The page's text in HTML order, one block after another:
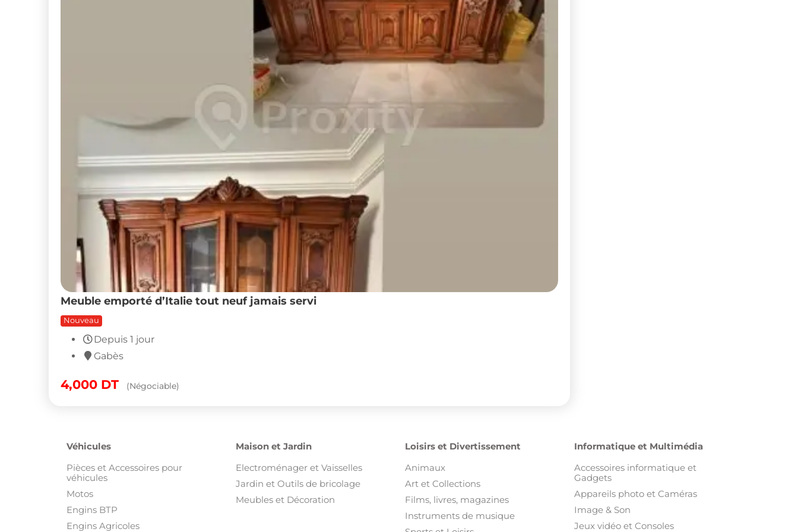
Meuble emporté d’Italie tout neuf jamais servi
Nouveau
Depuis 1 jour
Gabès
4,000 DT (Négociable)
Véhicules
Pièces et Accessoires pour
véhicules
Motos
Engins BTP
Engins Agricoles
Maison et Jardin
Electroménager et Vaisselles
Jardin et Outils de bricolage
Meubles et Décoration
Loisirs et Divertissement
Animaux
Art et Collections
Films, livres, magazines
Instruments de musique
Informatique et Multimédia
Accessoires informatique et
Gadgets
Appareils photo et Caméras
Image & Son
Jeux vidéo et Consoles